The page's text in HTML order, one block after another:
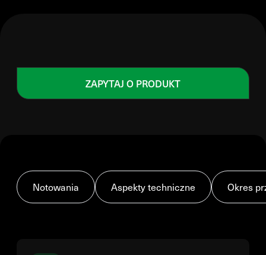
ZAPYTAJ O PRODUKT
Notowania Aspekty techniczne Okres